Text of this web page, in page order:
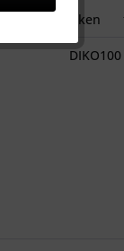
Merken
DIKO100